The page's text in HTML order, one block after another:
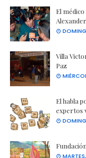
El
Alexander
Villa
Paz
El habla
expertos